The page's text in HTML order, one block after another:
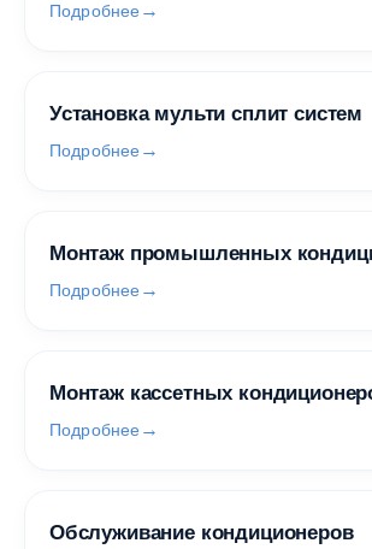
Подробнее
Установка мульти сплит систем
Подробнее
Монтаж промышленных
Подробнее
Монтаж кассетных
Подробнее
Обслуживание кондиционеров